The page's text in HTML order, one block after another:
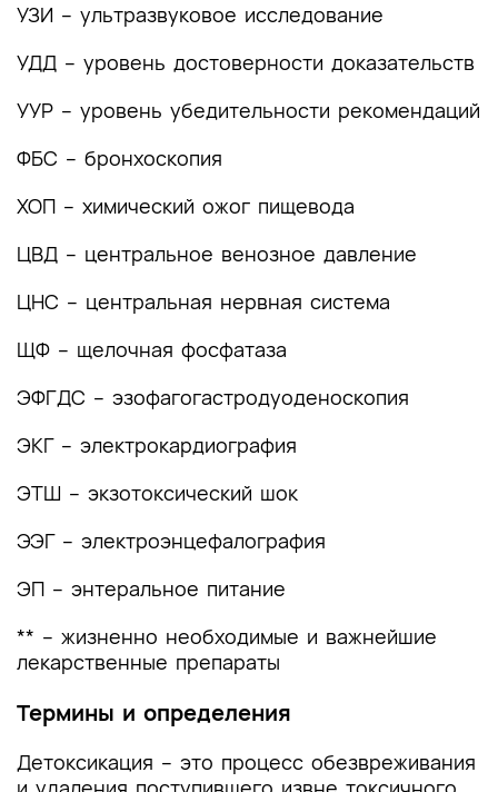
Приложение А3. Справочные материалы,
применению и противопоказаний, способов
инструкции по применению лекарственного
и другие оценочные инструменты состояния
рекомендациях
УЗИ – ультразвуковое исследование
УДД – уровень достоверности доказательств
УУР – уровень убедительности рекомендаций
ФБС – бронхоскопия
ХОП – химический ожог пищевода
ЦВД – центральное венозное давление
ЦНС – центральная нервная система
ЩФ – щелочная фосфатаза
ЭФГДС – эзофагогастродуоденоскопия
ЭКГ – электрокардиография
ЭТШ – экзотоксический шок
ЭЭГ – электроэнцефалография
ЭП – энтеральное питание
** – жизненно необходимые и важнейшие
лекарственные препараты
Термины и определения
Детоксикация – это процесс обезвреживания